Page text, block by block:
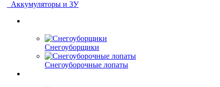
Аккумуляторы и ЗУ
Снегоуборщики
Снегоуборочные лопаты